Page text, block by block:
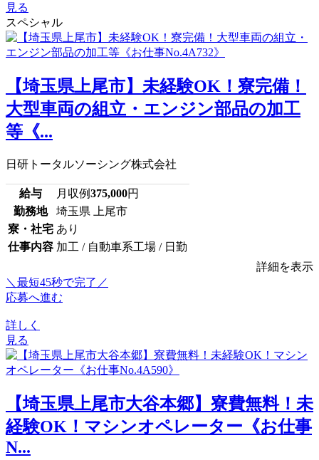
見る
スペシャル
【埼玉県上尾市】未経験OK！寮完備！
大型車両の組立・エンジン部品の加工
等《...
日研トータルソーシング株式会社
給与 月収例375,000円
勤務地
埼玉県 上尾市
寮・社宅 あり
仕事内容 加工 / 自動車系工場 / 日勤
詳細を表示
＼最短45秒で完了／
応募へ進む
詳しく
見る
【埼玉県上尾市大谷本郷】寮費無料！未
経験OK！マシンオペレーター《お仕事
N...